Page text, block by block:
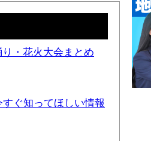
・花火大会まとめ
ぐ知ってほしい情報